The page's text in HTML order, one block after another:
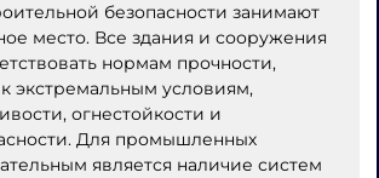
безопасности занимают
место. Все здания и сооружения
нормам прочности,
экстремальным условиям,
огнестойкости и
Для промышленных
является наличие систем